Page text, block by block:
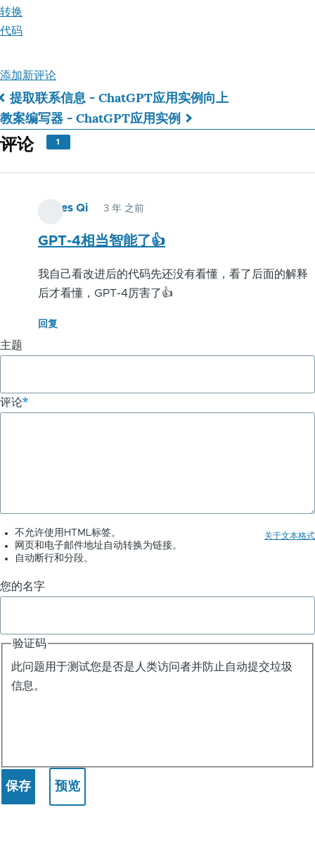
转换
代码
添加新评论
书
籍
码
率
-
例
提取联系信息 - ChatGPT应用实例向上
教案编写器 - ChatGPT应用实例
评论 1
James Qi 3 年 之前
GPT-4相当智能了👍
我自己看改进后的代码先还没有看懂，看了后面的解释
后才看懂，GPT-4厉害了👍
回复
主题
评论
关于文本格式
不允许使用HTML标签。
网页和电子邮件地址自动转换为链接。
自动断行和分段。
您的名字
验证码
此问题用于测试您是否是人类访问者并防止自动提交垃圾
信息。